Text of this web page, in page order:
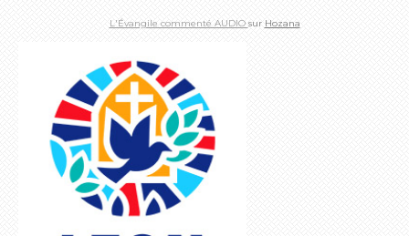
L'Évangile commenté AUDIO sur Hozana